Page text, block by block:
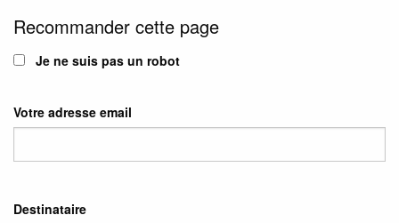
Recommander cette page
Je ne suis pas un robot
Votre adresse email
Destinataire